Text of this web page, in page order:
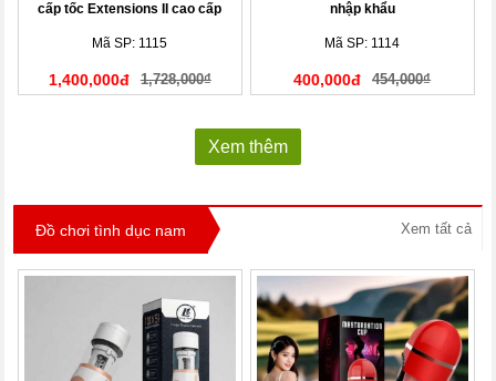
cấp tốc Extensions II cao cấp
Mã SP: 1115
1,400,000đ 1,728,000₫
nhập khẩu
Mã SP: 1114
400,000đ 454,000₫
Xem thêm
Đồ chơi tình dục nam Xem tất cả